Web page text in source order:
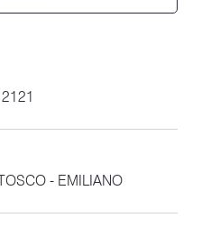
2121
- EMILIANO